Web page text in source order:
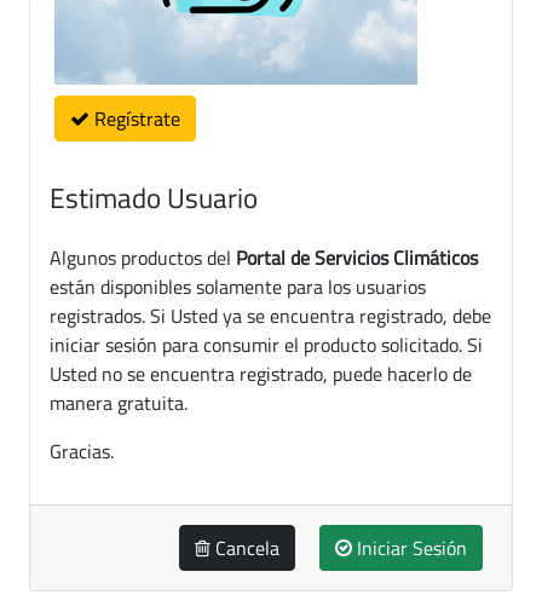
Regístrate
Estimado Usuario
Algunos productos del Portal de Servicios Climáticos
están disponibles solamente para los usuarios
registrados. Si Usted ya se encuentra registrado, debe
iniciar sesión para consumir el producto solicitado. Si
Usted no se encuentra registrado, puede hacerlo de
manera gratuita.
Gracias.
Cancela Iniciar Sesión